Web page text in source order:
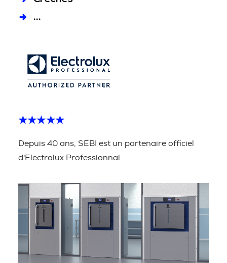
...
★★★★★
Depuis 40 ans, SEBI est un partenaire officiel
d'Electrolux Professionnal